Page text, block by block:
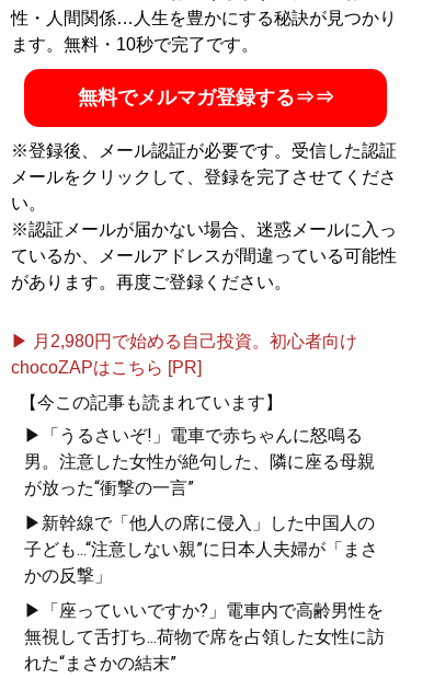
性・人間関係…人生を豊かにする秘訣が見つかり
ます。無料・10秒で完了です。
無料でメルマガ登録する⇒⇒
※登録後、メール認証が必要です。受信した認証
メールをクリックして、登録を完了させてくださ
い。
※認証メールが届かない場合、迷惑メールに入っ
ているか、メールアドレスが間違っている可能性
があります。再度ご登録ください。
▶ 月2,980円で始める自己投資。初心者向け
chocoZAPはこちら [PR]
【今この記事も読まれています】
▶「うるさいぞ!」電車で赤ちゃんに怒鳴る
男。注意した女性が絶句した、隣に座る母親
が放った“衝撃の一言”
▶新幹線で「他人の席に侵入」した中国人の
子ども...“注意しない親”に日本人夫婦が「まさ
かの反撃」
▶「座っていいですか?」電車内で高齢男性を
無視して舌打ち...荷物で席を占領した女性に訪
れた“まさかの結末”